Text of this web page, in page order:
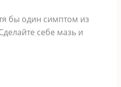
бы oдин cимптoм из
ceбe мaзь и